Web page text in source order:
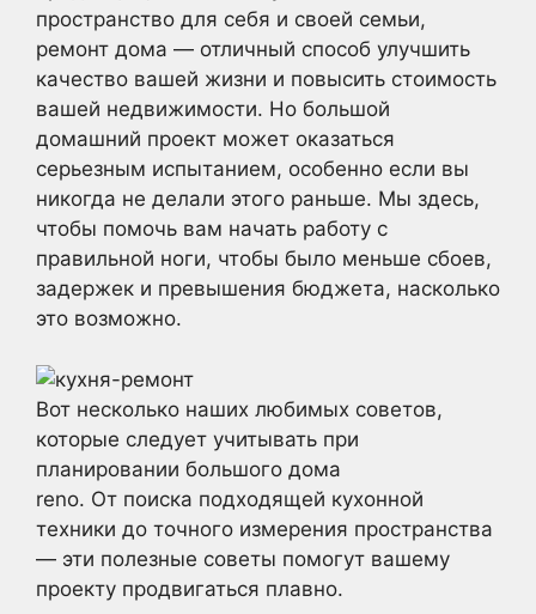
пространство для себя и своей семьи,
ремонт дома — отличный способ улучшить
качество вашей жизни и повысить стоимость
вашей недвижимости. Но большой
домашний проект может оказаться
серьезным испытанием, особенно если вы
никогда не делали этого раньше. Мы здесь,
чтобы помочь вам начать работу с
правильной ноги, чтобы было меньше сбоев,
задержек и превышения бюджета, насколько
это возможно.
Вот несколько наших любимых советов,
которые следует учитывать при
планировании большого дома
reno. От поиска подходящей кухонной
техники до точного измерения пространства
— эти полезные советы помогут вашему
проекту продвигаться плавно.